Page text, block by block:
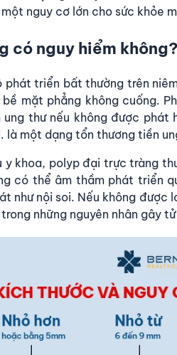
nguy cơ lớn cho sức khỏe
có nguy hiểm
phát triển bất thường trên
bề mặt phẳng không cuống.
thư nếu không được phát
là một dạng tổn thương tiền
y khoa, polyp đại trực tràng
có thể âm thầm phát triển
như nội soi. Nếu không
những nguyên nhân gây